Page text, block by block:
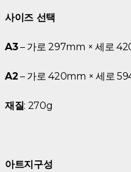
사이즈 선택
A3– 가로 297mm × 세로
A2 – 가로 420mm × 세로
재질: 270g
아트지구성